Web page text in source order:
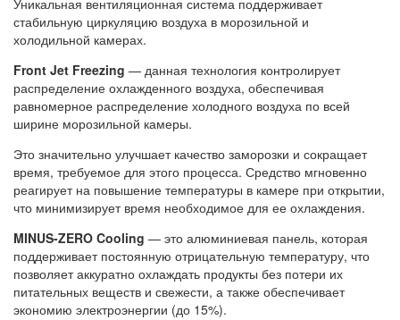
Уникальная вентиляционная система поддерживает
стабильную циркуляцию воздуха в морозильной и
холодильной камерах.
Front Jet Freezing — данная технология контролирует
распределение охлажденного воздуха, обеспечивая
равномерное распределение холодного воздуха по всей
ширине морозильной камеры.
Это значительно улучшает качество заморозки и сокращает
время, требуемое для этого процесса. Средство мгновенно
реагирует на повышение температуры в камере при открытии,
что минимизирует время необходимое для ее охлаждения.
MINUS-ZERO Cooling — это алюминиевая панель, которая
поддерживает постоянную отрицательную температуру, что
позволяет аккуратно охлаждать продукты без потери их
питательных веществ и свежести, а также обеспечивает
экономию электроэнергии (до 15%).